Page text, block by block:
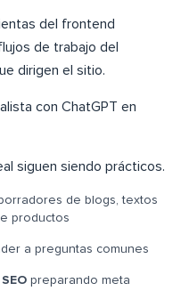
del frontend
de trabajo del
dirigen el sitio.
con ChatGPT en
siguen siendo prácticos.
de blogs, textos
productos
a preguntas comunes
preparando meta